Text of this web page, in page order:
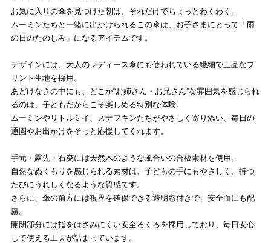
お気に入りの傘を見つけた朝は、それだけでちょっとわくわく。
ムーミンたちと一緒に出かけられるこの傘は、お子さまにとって「雨
の日のたのしみ」になるアイテムです。
デザインには、大人のレディース傘にも使われている繊細で上品なプ
リント生地を採用。
あどけなさの中にも、どこか“お姉さん・お兄さん”な雰囲気を感じられ
るのは、子どもだからこそ楽しめる特別な体験。
ムーミンやリトルミイ、スナフキンたちがやさしく寄り添い、毎日の
通園やお出かけをそっと応援してくれます。
手元・露先・石突には天然木のような風合いの合板素材を使用。
自然なぬくもりを感じられる素材は、子どもの手にもやさしく、持つ
たびにうれしくなるような質感です。
さらに、傘の前方には視界を確保できる透明窓付きで、安全面にも配
慮。
開閉部分には指をはさみにくい安全ろくろを採用しており、毎日安心
して使える工夫が詰まっています。